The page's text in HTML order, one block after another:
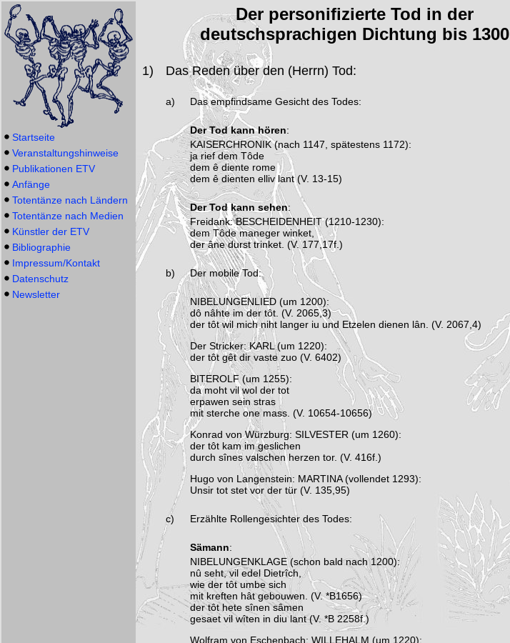
Startseite
Veranstaltungshinweise
Publikationen ETV
Anfänge
Totentänze nach Ländern
Totentänze nach Medien
Künstler der ETV
Bibliographie
Impressum/Kontakt
Datenschutz
Newsletter
Der personifizierte Tod in der
deutschsprachigen Dichtung bis 1300
1) Das Reden über den (Herrn) Tod:
a) Das empfindsame Gesicht des Todes:
Der Tod kann hören:
KAISERCHRONIK (nach 1147, spätestens 1172):
ja rief dem Tôde
dem ê diente rome
dem ê dienten elliv lant (V. 13-15)
Der Tod kann sehen:
Freidank: BESCHEIDENHEIT (1210-1230):
dem Tôde maneger winket,
der âne durst trinket. (V. 177,17f.)
b) Der mobile Tod:
NIBELUNGENLIED (um 1200):
dô nâhte im der tôt. (V. 2065,3)
der tôt wil mich niht langer iu und Etzelen dienen lân. (V. 2067,4)
Der Stricker: KARL (um 1220):
der tôt gêt dir vaste zuo (V. 6402)
BITEROLF (um 1255):
da moht vil wol der tot
erpawen sein stras
mit sterche one mass. (V. 10654-10656)
Konrad von Würzburg: SILVESTER (um 1260):
der tôt kam im geslichen
durch sînes valschen herzen tor. (V. 416f.)
Hugo von Langenstein: MARTINA (vollendet 1293):
Unsir tot stet vor der tür (V. 135,95)
c) Erzählte Rollengesichter des Todes:
Sämann:
NIBELUNGENKLAGE (schon bald nach 1200):
nû seht, vil edel Dietrîch,
wie der tôt umbe sich
mit kreften hât gebouwen. (V. *B1656)
der tôt hete sînen sâmen
gesaet vil wîten in diu lant (V. *B 2258f.)
Wolfram von Eschenbach: WILLEHALM (um 1220):